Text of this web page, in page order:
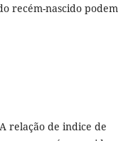
recém-nascido podem
relação de indice de